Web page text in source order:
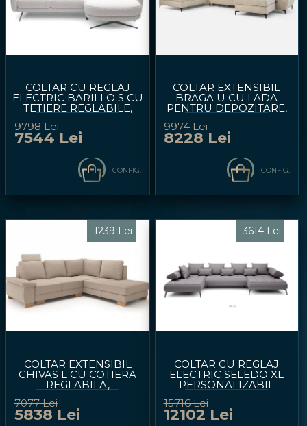
COLTAR CU REGLAJ
ELECTRIC BARILLO S CU
TETIERE REGLABILE,
261X170CM
9798 Lei
7544 Lei
CONFIG.
COLTAR EXTENSIBIL
BRAGA U CU LADA
PENTRU DEPOZITARE,
PERSONALIZABIL
211X350X171CM
9974 Lei
8228 Lei
CONFIG.
-1239 Lei
COLTAR EXTENSIBIL
CHIVAS L CU COTIERA
REGLABILA,
253X228CM
7077 Lei
5838 Lei
-3614 Lei
COLTAR CU REGLAJ
ELECTRIC SELEDO XL
PERSONALIZABIL
15716 Lei
12102 Lei